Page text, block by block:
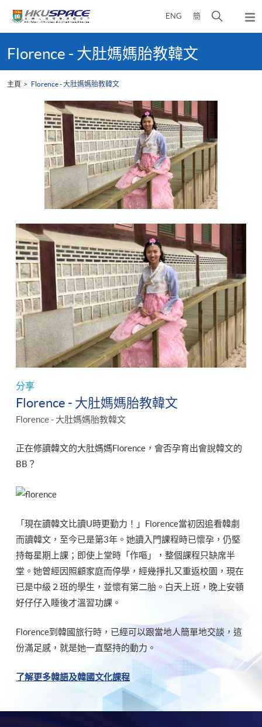
ENG 簡
開
彈
出
單
content
startFlorence - 大肚媽媽胎教韓文
主頁 Florence - 大肚媽媽胎教韓文
分享
Florence - 大肚媽媽胎教韓文
Florence - 大肚媽媽胎教韓文
正在修讀韓文的大肚媽媽Florence，會否孕育出會說韓文的
BB？
「現在讀韓文比讀U時更勤力！」Florence當初因追看韓劇
而讀韓文，至今已是第3年。她讀入門課程時已懷孕，仍堅
持每星期上課；即使上堂時「作嘔」，整個課程只缺席半
堂。她曾經因照顧家庭而停學，經幾掙扎又重返校園，現在
已是中級２班的學生，並懷有第二胎。白天上班，晚上安頓
好仔仔入睡後才溫習功課。
Florence到韓國旅行時，已經可以跟當地人簡單地交談，這
份滿足感，就是她一直堅持的動力。
了解更多韓語及韓國文化課程